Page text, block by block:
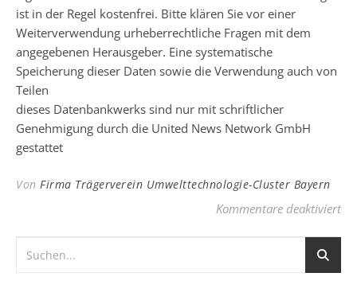
ist in der Regel kostenfrei. Bitte klären Sie vor einer
Weiterverwendung urheberrechtliche Fragen mit dem
angegebenen Herausgeber. Eine systematische
Speicherung dieser Daten sowie die Verwendung auch von
Teilen
dieses Datenbankwerks sind nur mit schriftlicher
Genehmigung durch die United News Network GmbH
gestattet
Von Firma Trägerverein Umwelttechnologie-Cluster Bayern
Kommentare deaktiviert